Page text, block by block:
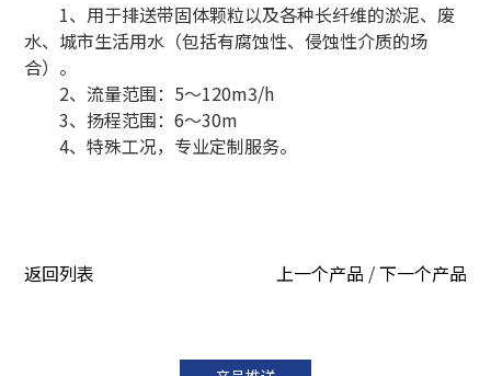
1、用于排送带固体颗粒以及各种长纤维的淤泥、废
水、城市生活用水（包括有腐蚀性、侵蚀性介质的场
合）。
2、流量范围：5～120m3/h
3、扬程范围：6～30m
4、特殊工况，专业定制服务。
返回列表 上一个产品 /下一个产品